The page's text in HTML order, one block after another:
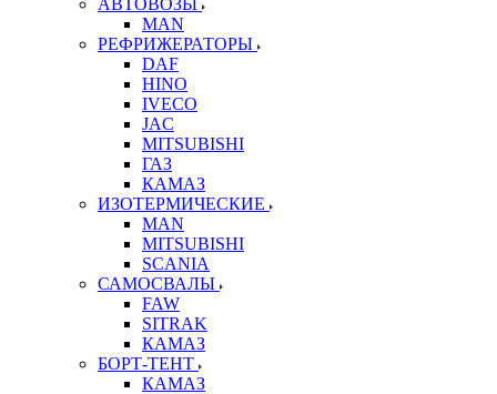
АВТОВОЗЫ
MAN
РЕФРИЖЕРАТОРЫ
DAF
HINO
IVECO
JAC
MITSUBISHI
ГАЗ
КАМАЗ
ИЗОТЕРМИЧЕСКИЕ
MAN
MITSUBISHI
SCANIA
САМОСВАЛЫ
FAW
SITRAK
КАМАЗ
БОРТ-ТЕНТ
КАМАЗ